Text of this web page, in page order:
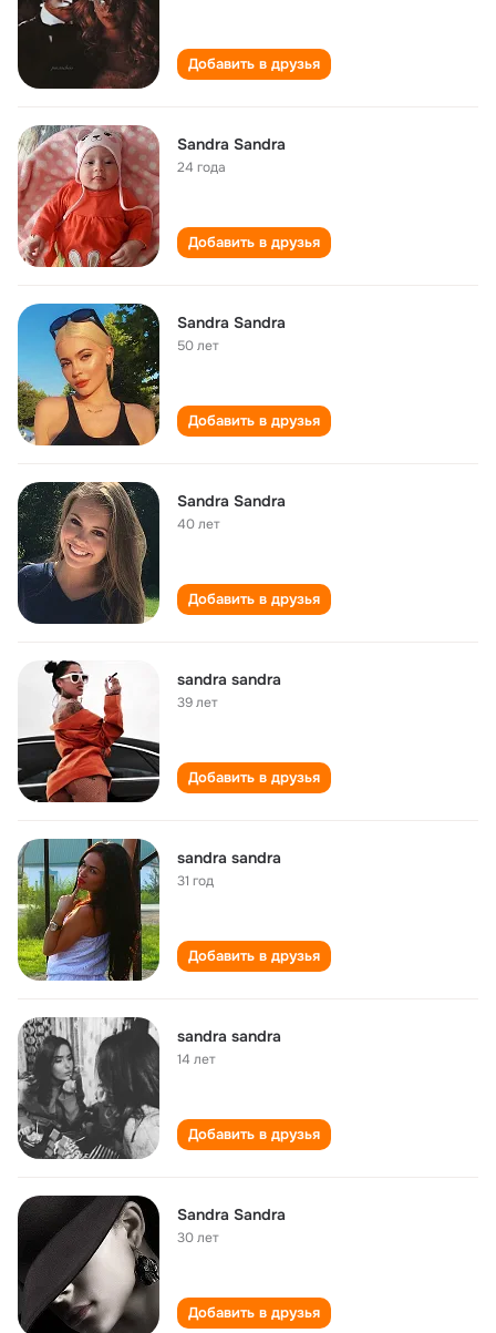
Добавить в друзья
Sandra Sandra
24 года
Добавить в друзья
Sandra Sandra
50 лет
Добавить в друзья
Sandra Sandra
40 лет
Добавить в друзья
sandra sandra
39 лет
Добавить в друзья
sandra sandra
31 год
Добавить в друзья
sandra sandra
14 лет
Добавить в друзья
Sandra Sandra
30 лет
Добавить в друзья